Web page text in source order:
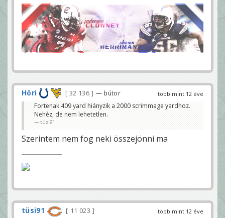
több mint 12 éve
Höri 32 136 — bútor
Fortenak 409 yard hiányzik a 2000 scrimmage yardhoz.
Nehéz, de nem lehetetlen.
tüsi91
Szerintem nem fog neki összejönni ma
több mint 12 éve
tüsi91 11 023